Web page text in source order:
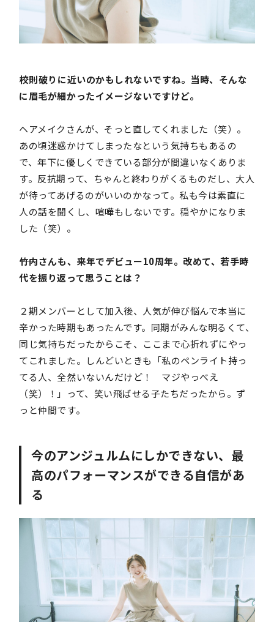
――校則破りに近いのかもしれないですね。当時、そんな
に眉毛が細かったイメージないですけど。
ヘアメイクさんが、そっと直してくれました（笑）。
あの頃迷惑かけてしまったなという気持ちもあるの
で、年下に優しくできている部分が間違いなくありま
す。反抗期って、ちゃんと終わりがくるものだし、大人
が待ってあげるのがいいのかなって。私も今は素直に
人の話を聞くし、喧嘩もしないです。穏やかになりま
した（笑）。
――竹内さんも、来年でデビュー10周年。改めて、若手時
代を振り返って思うことは？
２期メンバーとして加入後、人気が伸び悩んで本当に
辛かった時期もあったんです。同期がみんな明るくて、
同じ気持ちだったからこそ、ここまで心折れずにやっ
てこれました。しんどいときも「私のペンライト持っ
てる人、全然いないんだけど！ マジやっべえ
（笑）！」って、笑い飛ばせる子たちだったから。ず
っと仲間です。
今のアンジュルムにしかできない、最
高のパフォーマンスができる自信があ
る